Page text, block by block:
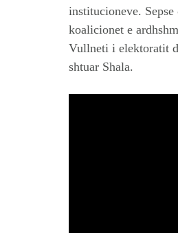
institucioneve.
koalicionet e
Vullneti i elektoratit
shtuar Shala.